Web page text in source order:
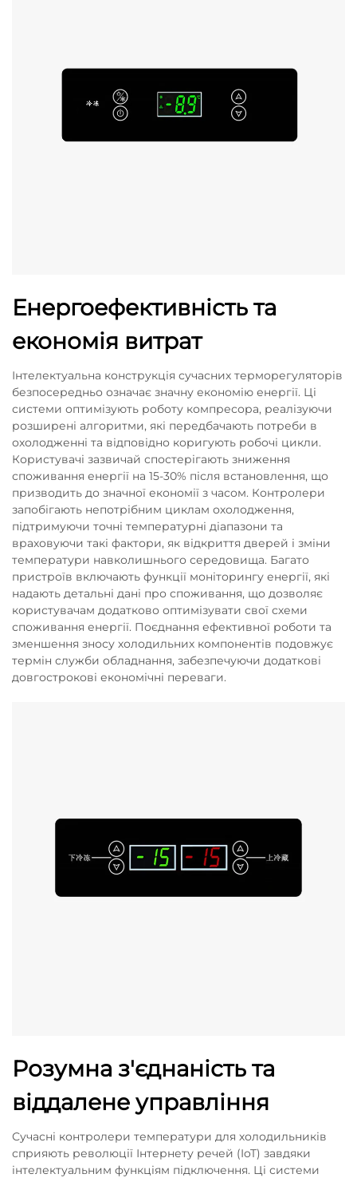
Енергоефективність та
економія витрат
Інтелектуальна конструкція сучасних терморегуляторів
безпосередньо означає значну економію енергії. Ці
системи оптимізують роботу компресора, реалізуючи
розширені алгоритми, які передбачають потреби в
охолодженні та відповідно коригують робочі цикли.
Користувачі зазвичай спостерігають зниження
споживання енергії на 15-30% після встановлення, що
призводить до значної економії з часом. Контролери
запобігають непотрібним циклам охолодження,
підтримуючи точні температурні діапазони та
враховуючи такі фактори, як відкриття дверей і зміни
температури навколишнього середовища. Багато
пристроїв включають функції моніторингу енергії, які
надають детальні дані про споживання, що дозволяє
користувачам додатково оптимізувати свої схеми
споживання енергії. Поєднання ефективної роботи та
зменшення зносу холодильних компонентів подовжує
термін служби обладнання, забезпечуючи додаткові
довгострокові економічні переваги.
Розумна з'єднаність та
віддалене управління
Сучасні контролери температури для холодильників
сприяють революції Інтернету речей (IoT) завдяки
інтелектуальним функціям підключення. Ці системи